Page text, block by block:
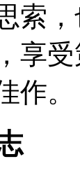
索
享
作。